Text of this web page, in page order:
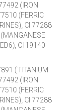
(IRON
(FERRIC
CI 77288
CI 19140
(TITANIUM
(IRON
(FERRIC
CI 77288